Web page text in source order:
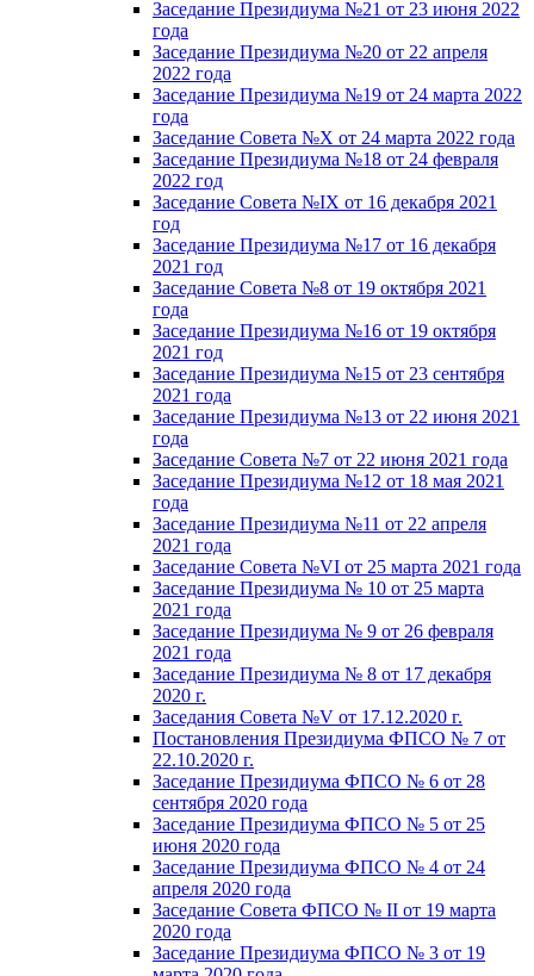
Заседание Президиума №21 от 23 июня 2022
года
Заседание Президиума №20 от 22 апреля
2022 года
Заседание Президиума №19 от 24 марта 2022
года
Заседание Совета №X от 24 марта 2022 года
Заседание Президиума №18 от 24 февраля
2022 год
Заседание Совета №IX от 16 декабря 2021
год
Заседание Президиума №17 от 16 декабря
2021 год
Заседание Совета №8 от 19 октября 2021
года
Заседание Президиума №16 от 19 октября
2021 год
Заседание Президиума №15 от 23 сентября
2021 года
Заседание Президиума №13 от 22 июня 2021
года
Заседание Совета №7 от 22 июня 2021 года
Заседание Президиума №12 от 18 мая 2021
года
Заседание Президиума №11 от 22 апреля
2021 года
Заседание Совета №VI от 25 марта 2021 года
Заседание Президиума № 10 от 25 марта
2021 года
Заседание Президиума № 9 от 26 февраля
2021 года
Заседание Президиума № 8 от 17 декабря
2020 г.
Заседания Совета №V от 17.12.2020 г.
Постановления Президиума ФПСО № 7 от
22.10.2020 г.
Заседание Президиума ФПСО № 6 от 28
сентября 2020 года
Заседание Президиума ФПСО № 5 от 25
июня 2020 года
Заседание Президиума ФПСО № 4 от 24
апреля 2020 года
Заседание Совета ФПСО № II от 19 марта
2020 года
Заседание Президиума ФПСО № 3 от 19